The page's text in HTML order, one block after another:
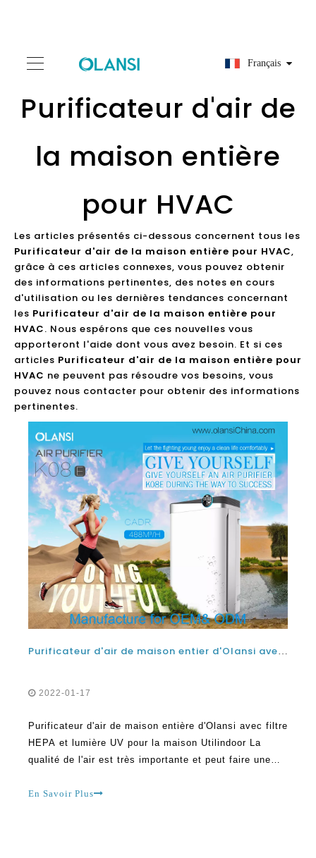
Français
Purificateur d'air de
la maison entière
pour HVAC
Les articles présentés ci-dessous concernent tous les
Purificateur d'air de la maison entière pour HVAC,
grâce à ces articles connexes, vous pouvez obtenir
des informations pertinentes, des notes en cours
d'utilisation ou les dernières tendances concernant
les Purificateur d'air de la maison entière pour
HVAC. Nous espérons que ces nouvelles vous
apporteront l'aide dont vous avez besoin. Et si ces
articles Purificateur d'air de la maison entière pour
HVAC ne peuvent pas résoudre vos besoins, vous
pouvez nous contacter pour obtenir des informations
pertinentes.
Purificateur d'air de maison entier d'Olansi avec filtre HEPA et lumière UV pour usage domestique
2022-01-17
Purificateur d'air de maison entière d'Olansi avec filtre
HEPA et lumière UV pour la maison Utilindoor La
qualité de l'air est très importante et peut faire une
dans la maison est important, en particulier en ce jour
En Savoir Plus